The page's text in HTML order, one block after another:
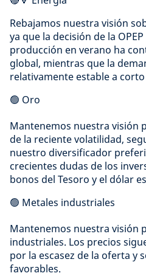
Rebajamos nuestra visión
ya que la decisión de la
producción en verano ha
global, mientras que la
relativamente estable a
🟢 Oro
Mantenemos nuestra visión
de la reciente volatilidad,
nuestro diversificador
crecientes dudas de los
bonos del Tesoro y el dólar
🟢 Metales industriales
Mantenemos nuestra visión
industriales. Los precios
por la escasez de la oferta y
favorables.